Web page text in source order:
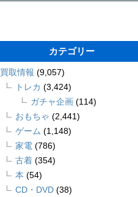
カテゴリー
買取情報 (9,057)
トレカ (3,424)
ガチャ企画 (114)
おもちゃ (2,441)
ゲーム (1,148)
家電 (786)
古着 (354)
本 (54)
CD・DVD (38)